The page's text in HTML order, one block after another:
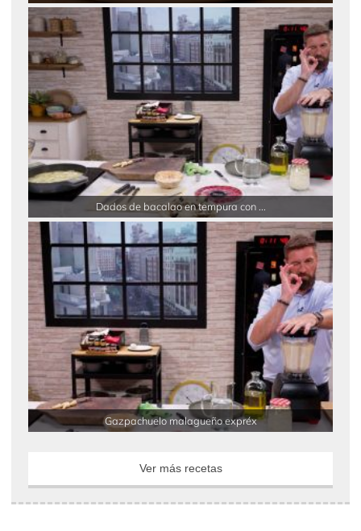
Dados de bacalao en tempura con ...
Gazpachuelo malagueño expréx
Ver más recetas